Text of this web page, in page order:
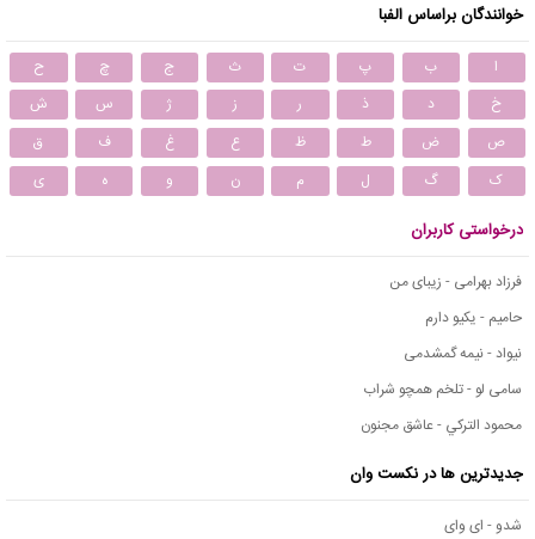
خوانندگان براساس الفبا
ا ب پ ت ث ج چ
ح
خ
د ذ ر ز ژ س
ش
ص
ض ط ظ ع غ ف
ق
ک
گ ل م ن و ه ی
درخواستی کاربران
فرزاد بهرامی - زیبای من
حامیم - یکیو دارم
نیواد - نیمه گمشدمی
سامی لو - تلخم همچو شراب
محمود التركي - عاشق مجنون
جدیدترین ها در نکست وان
شدو - ای وای